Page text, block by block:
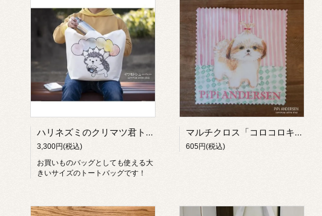
ハリネズミのクリマツ君トートバッグ(カメラと風船)【イワモトシューヘー】
3,300円(税込)
お買いものバッグとしても使える大
きいサイズのトートバッグです！
マルチクロス「コロコロキャンディー」 【PiPi ANDERSEN】
605円(税込)